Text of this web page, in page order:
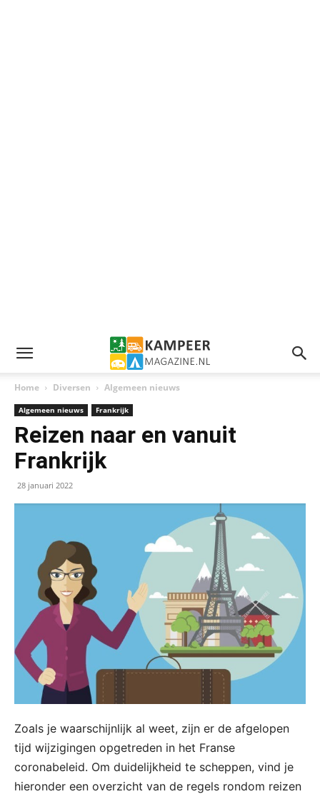
Home Diversen Algemeen nieuws
Algemeen nieuws Frankrijk
Reizen naar en vanuit
Frankrijk
28 januari 2022
Zoals je waarschijnlijk al weet, zijn er de afgelopen
tijd wijzigingen opgetreden in het Franse
coronabeleid. Om duidelijkheid te scheppen, vind je
hieronder een overzicht van de regels rondom reizen